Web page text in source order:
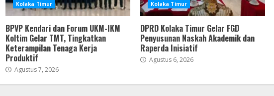
Kolaka Timur
BPVP Kendari dan Forum UKM-IKM
Koltim Gelar TMT, Tingkatkan
Keterampilan Tenaga Kerja
Produktif
Agustus 7, 2026
Kolaka Timur
DPRD Kolaka Timur Gelar FGD
Penyusunan Naskah Akademik dan
Raperda Inisiatif
Agustus 6, 2026